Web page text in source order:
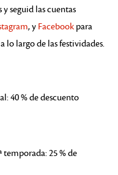
seguid las cuentas
, y Facebook para
lo largo de las festividades.
40 % de descuento
temporada: 25 % de